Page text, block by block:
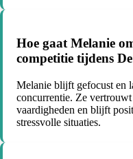
Hoe gaat Melanie
competitie tijdens
Melanie blijft gefocust en
concurrentie. Ze
vaardigheden en blijft
stressvolle situaties.